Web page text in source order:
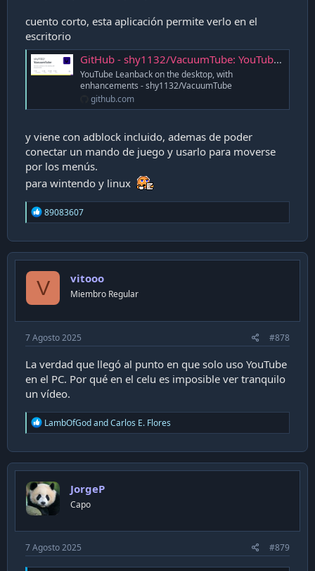
cuento corto, esta aplicación permite verlo en el
escritorio
GitHub - shy1132/VacuumTube: YouTube Leanback on the desktop, with enhancements
YouTube Leanback on the desktop, with
enhancements - shy1132/VacuumTube
github.com
y viene con adblock incluido, ademas de poder
conectar un mando de juego y usarlo para moverse
por los menús.
para wintendo y linux
R
e
c
t
o
n
89083607
V vitooo
Miembro Regular
7 Agosto 2025 #878
La verdad que llegó al punto en que solo uso YouTube
en el PC. Por qué en el celu es imposible ver tranquilo
un vídeo.
R
e
c
t
o
n
s
LambOfGodandCarlos E. Flores
JorgeP
Capo
7 Agosto 2025 #879